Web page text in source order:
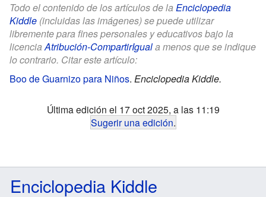
Todo el contenido de los artículos de la Enciclopedia
Kiddle (incluidas las imágenes) se puede utilizar
libremente para fines personales y educativos bajo la
licenciaAtribución-CompartirIguala menos que se indique
lo contrario. Citar este artículo:
Boo de Guarnizo para Niños. Enciclopedia Kiddle.
Última edición el 17 oct 2025, a las 11:19
Sugerir una edición.
Enciclopedia Kiddle